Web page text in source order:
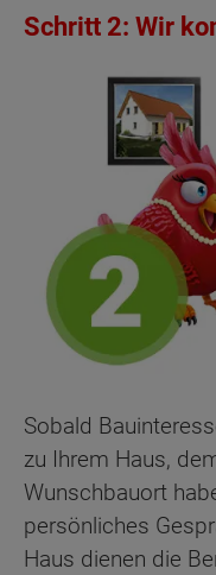
Schritt 2: Wir
Sobald
zu Ihrem Haus,
Wunschbauort
persönliches
Haus dienen die